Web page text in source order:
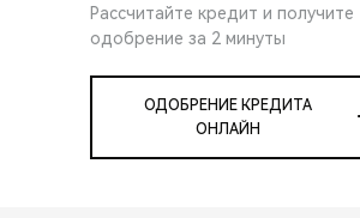
Рассчитайте кредит и получите
одобрение за 2 минуты
ОДОБРЕНИЕ КРЕДИТА
ОНЛАЙН